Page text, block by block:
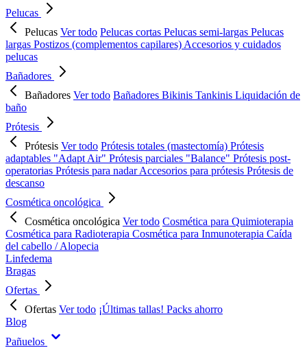
Pelucas
Pelucas Ver todo Pelucas cortas Pelucas semi-largas Pelucas
largas Postizos (complementos capilares) Accesorios y cuidados
pelucas
Bañadores
Bañadores Ver todo Bañadores Bikinis Tankinis Liquidación de
baño
Prótesis
Prótesis Ver todo Prótesis totales (mastectomía) Prótesis
adaptables "Adapt Air" Prótesis parciales "Balance" Prótesis post-
operatorias Prótesis para nadarAccesorios para prótesis Prótesis de
descanso
Cosmética oncológica
Cosmética oncológica Ver todo Cosmética para Quimioterapia
Cosmética para Radioterapia Cosmética para Inmunoterapia Caída
del cabello / Alopecia
Linfedema
Bragas
Ofertas
Ofertas Ver todo ¡Últimas tallas! Packs ahorro
Blog
Pañuelos